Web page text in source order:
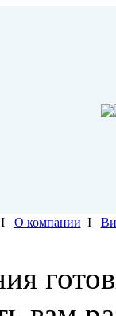
I О компании I